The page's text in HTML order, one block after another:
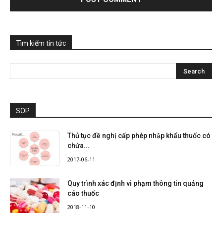
Tìm kiếm tin tức
SOP
Thủ tục đề nghị cấp phép nhập khẩu thuốc có
chứa...
2017-06-11
Quy trình xác định vi phạm thông tin quảng
cáo thuốc
2018-11-10